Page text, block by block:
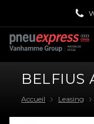
BELFIUS
Accueil Leasing